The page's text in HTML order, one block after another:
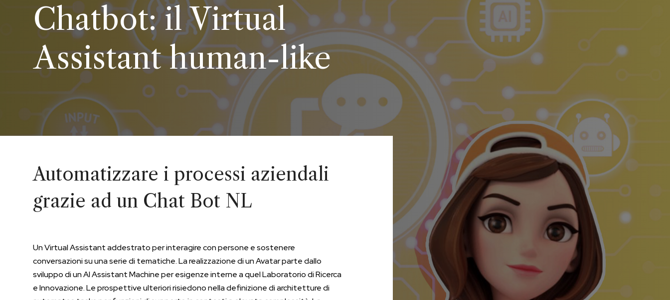
Chatbot: il Virtual
Assistant human-like
Automatizzare i processi aziendali
grazie ad un Chat Bot NL
Un Virtual Assistant addestrato per interagire con persone e sostenere
conversazioni su una serie di tematiche. La realizzazione di un Avatar parte dallo
sviluppo di un AI Assistant Machine per esigenze interne a quel Laboratorio di Ricerca
e Innovazione. Le prospettive ulteriori risiedono nella definizione di architetture di